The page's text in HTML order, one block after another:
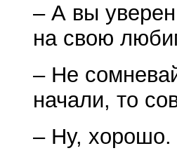
– А вы
на свою
– Не
начали, то
– Ну, хорошо.